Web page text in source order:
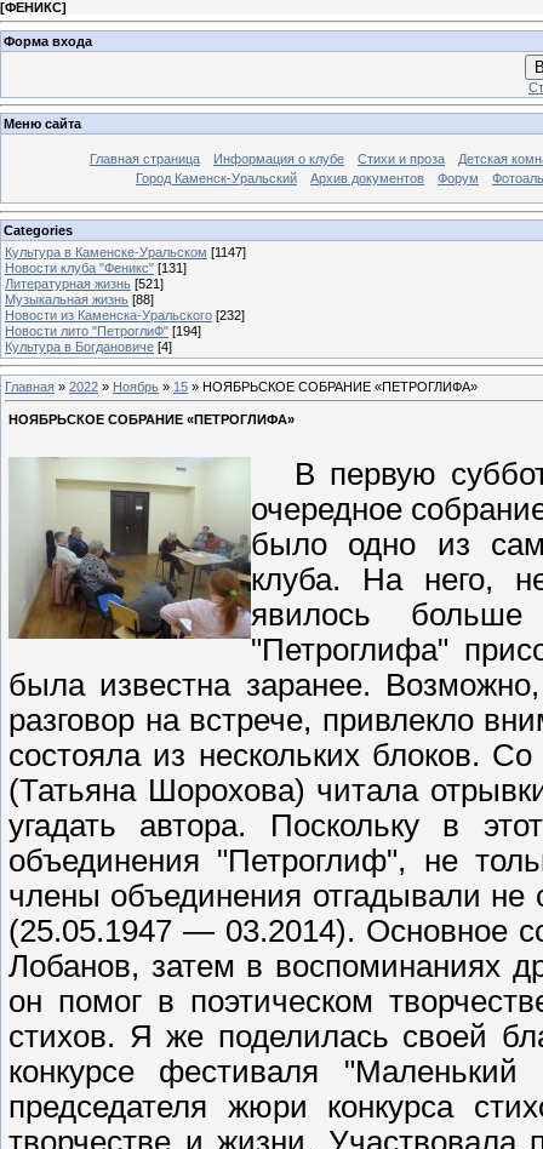
[ФЕНИКС]
Форма входа
Меню сайта
Главная страница Информация о клубе Стихи и проза
Детская
Город Каменск-Уральский
Архив документов Форум
Categories
Культура в Каменске-Уральском [1147]
Новости клуба "Феникс" [131]
Литературная жизнь [521]
Музыкальная жизнь [88]
Новости из Каменска-Уральского [232]
Новости лито "ПетроглиФ" [194]
Культура в Богдановиче [4]
Главная » 2022 » Ноябрь » 15 » НОЯБРЬСКОЕ СОБРАНИЕ «ПЕТРОГЛИФА»
НОЯБРЬСКОЕ СОБРАНИЕ «ПЕТРОГЛИФА»
В первую
очередное
было одно из
клуба. На него,
явилось
"Петроглифа"
была известна заранее.
разговор на встрече, привлекло
состояла из нескольких блоков.
(Татьяна Шорохова) читала
угадать автора. Поскольку в
объединения "Петроглиф", не
члены объединения отгадывали не
(25.05.1947 — 03.2014). Основное
Лобанов, затем в воспоминаниях
он помог в поэтическом
стихов. Я же поделилась своей
конкурсе фестиваля
председателя жюри конкурса
творчестве и жизни.